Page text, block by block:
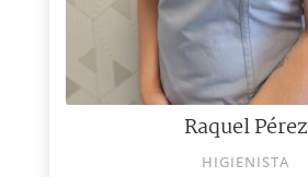
Raquel Pérez
HIGIENISTA